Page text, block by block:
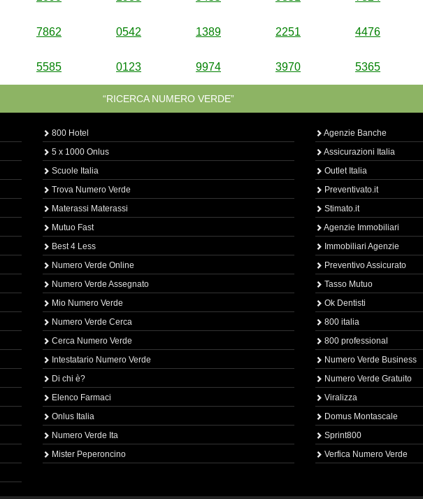
7862 0542 1389 2251 4476
5585 0123 9974 3970 5365
“RICERCA NUMERO VERDE”
800 Hotel
5 x 1000 Onlus
Scuole Italia
Trova Numero Verde
Materassi Materassi
Mutuo Fast
Best 4 Less
Numero Verde Online
Numero Verde Assegnato
Mio Numero Verde
Numero Verde Cerca
Cerca Numero Verde
Intestatario Numero Verde
Di chi è?
Elenco Farmaci
Onlus Italia
Numero Verde Ita
Mister Peperoncino
Agenzie Banche
Assicurazioni Italia
Outlet Italia
Preventivato.it
Stimato.it
Agenzie Immobiliari
Immobiliari Agenzie
Preventivo Assicurato
Tasso Mutuo
Ok Dentisti
800 italia
800 professional
Numero Verde Business
Numero Verde Gratuito
Viralizza
Domus Montascale
Sprint800
Verfica Numero Verde